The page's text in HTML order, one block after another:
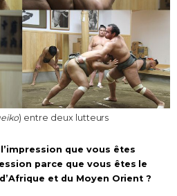
) entre deux lutteurs
que vous êtes
parce que vous êtes le
et du Moyen Orient ?